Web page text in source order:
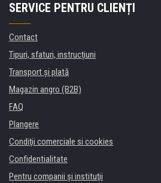
SERVICE PENTRU CLIENȚI
Contact
Tipuri, sfaturi, instrucțiuni
Transport şi plată
Magazin angro (B2B)
FAQ
Plangere
Condiţii comerciale si cookies
Confidentialitate
Pentru companii și instituţii